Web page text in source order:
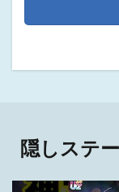
隠しステ